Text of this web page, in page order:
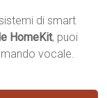
di smart
HomeKit, puoi
vocale.